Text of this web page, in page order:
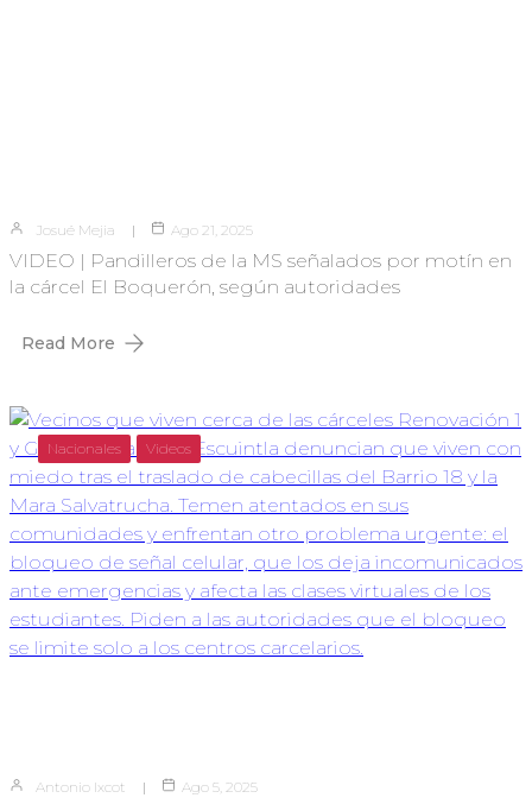
Josué Mejia Ago 21, 2025
VIDEO | Pandilleros de la MS señalados por motín en
la cárcel El Boquerón, según autoridades
Read More
Nacionales Videos
Antonio Ixcot Ago 5, 2025